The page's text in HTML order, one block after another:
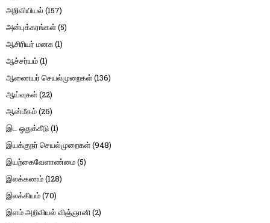
அறிவியியல் (157)
அன்புக்கரங்கள்(5)
ஆசிரியர் மனசு(1)
ஆச்சர்யம்(1)
ஆணையர் செயல்முறைகள்(136)
ஆய்வுகள்(22)
ஆன்மீகம்(26)
இட ஒதுக்கீடு(1)
இயக்குநர் செயல்முறைகள்(948)
இயற்கைவேளாண்மை(5)
இலக்கணம்(128)
இலக்கியம்(70)
இளம் அறிவியல் விஞ்ஞானி(2)